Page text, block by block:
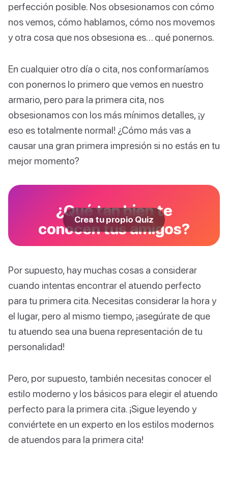
perfección posible. Nos obsesionamos con cómo
nos vemos, cómo hablamos, cómo nos movemos
y otra cosa que nos obsesiona es… qué ponernos.
En cualquier otro día o cita, nos conformaríamos
con ponernos lo primero que vemos en nuestro
armario, pero para la primera cita, nos
obsesionamos con los más mínimos detalles, ¡y
eso es totalmente normal! ¿Cómo más vas a
causar una gran primera impresión si no estás en tu
mejor momento?
¿Qué tan bien te
conocen tus amigos?
Crea tu propio Quiz
Por supuesto, hay muchas cosas a considerar
cuando intentas encontrar el atuendo perfecto
para tu primera cita. Necesitas considerar la hora y
el lugar, pero al mismo tiempo, ¡asegúrate de que
tu atuendo sea una buena representación de tu
personalidad!
Pero, por supuesto, también necesitas conocer el
estilo moderno y los básicos para elegir el atuendo
perfecto para la primera cita. ¡Sigue leyendo y
conviértete en un experto en los estilos modernos
de atuendos para la primera cita!